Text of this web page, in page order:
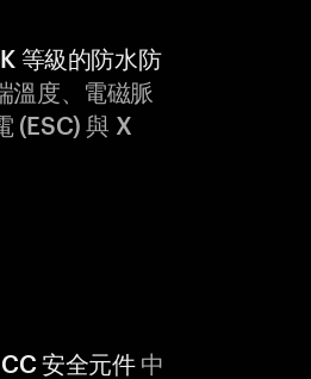
等級的防水防
溫度、電磁脈
(ESC) 與 X
安全元件中